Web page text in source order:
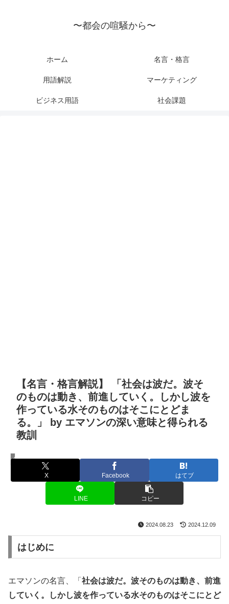
〜都会の喧騒から〜
ホーム 名言・格言
用語解説 マーケティング
ビジネス用語 社会課題
【名言・格言解説】 「社会は波だ。波そ
のものは動き、前進していく。しかし波を
作っている水そのものはそこにとどま
る。」 by エマソンの深い意味と得られる
教訓
名言・格言
X Facebook はてブ
LINE コピー
2024.08.23 2024.12.09
はじめに
エマソンの名言、「 社会は波だ。波そのものは動き、前進
していく。しかし波を作っている水そのものはそこにとど